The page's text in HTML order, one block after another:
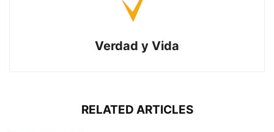
Verdad y Vida
RELATED ARTICLES